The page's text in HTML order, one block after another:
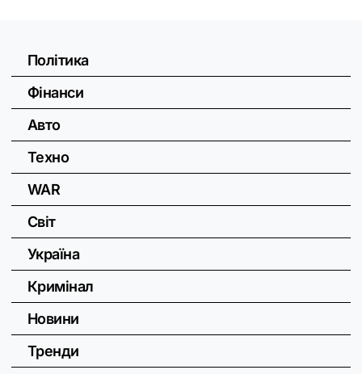
Політика
Фінанси
Авто
Техно
WAR
Світ
Україна
Кримінал
Новини
Тренди